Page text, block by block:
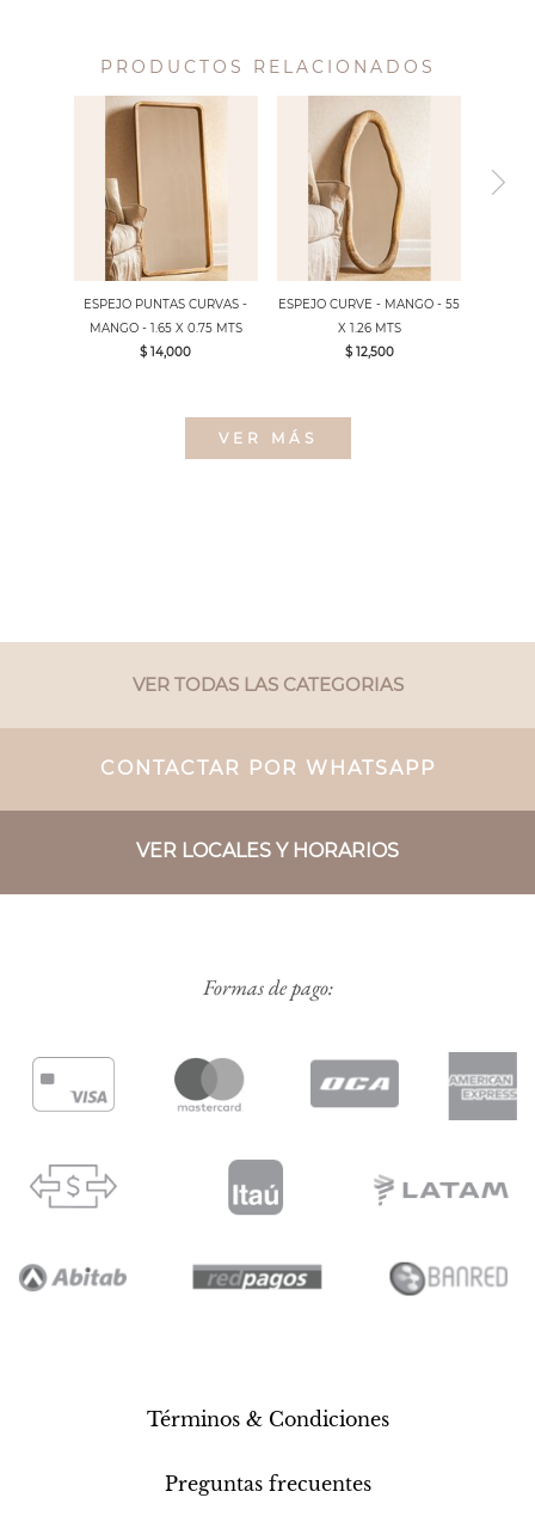
PRODUCTOS RELACIONADOS
ESPEJO PUNTAS CURVAS -
MANGO - 1.65 X 0.75 MTS
$ 14,000
ESPEJO CURVE - MANGO - 55
X 1.26 MTS
$ 12,500
VER MÁS
VER TODAS LAS CATEGORIAS
CONTACTAR POR WHATSAPP
VER LOCALES Y HORARIOS
Formas de pago:
Términos & Condiciones
Preguntas frecuentes